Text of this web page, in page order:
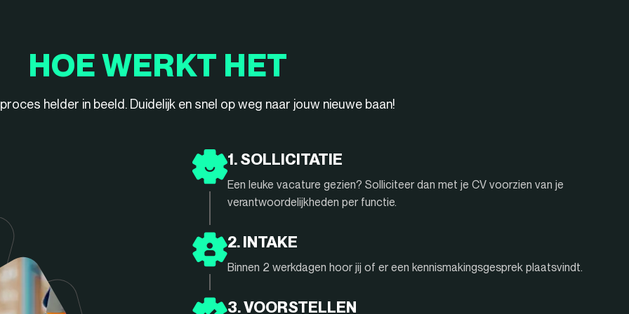
HOE WERKT HET
helder in beeld. Duidelijk en snel op weg naar jouw nieuwe baan!
1. SOLLICITATIE
Een leuke vacature gezien? Solliciteer dan met je CV voorzien van je
verantwoordelijkheden per functie.
2. INTAKE
Binnen 2 werkdagen hoor jij of er een kennismakingsgesprek plaatsvindt.
3. VOORSTELLEN